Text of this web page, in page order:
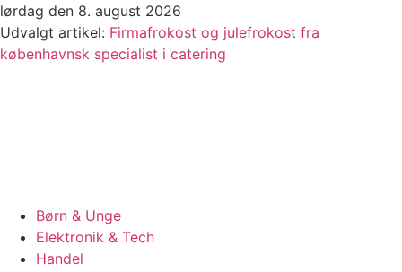
Videre
til
indhold
lørdag den 8. august 2026
Udvalgt artikel: Firmafrokost og julefrokost fra
københavnsk specialist i catering
Børn & Unge
Elektronik & Tech
Handel